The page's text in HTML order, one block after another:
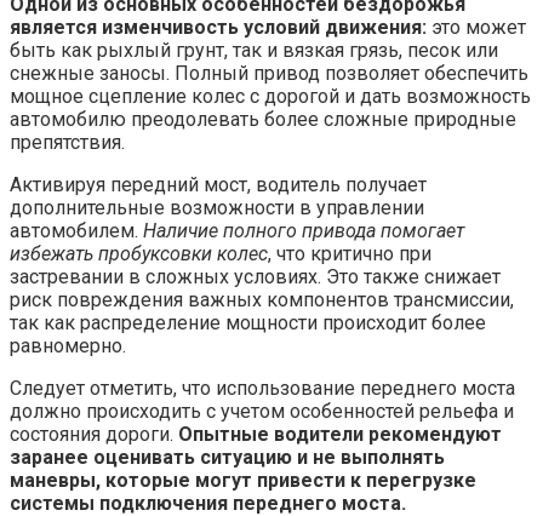
является изменчивость условий движения: это может
быть как рыхлый грунт, так и вязкая грязь, песок или
снежные заносы. Полный привод позволяет обеспечить
мощное сцепление колес с дорогой и дать возможность
автомобилю преодолевать более сложные природные
препятствия.
Активируя передний мост, водитель получает
дополнительные возможности в управлении
автомобилем. Наличие полного привода помогает
избежать пробуксовки колес, что критично при
застревании в сложных условиях. Это также снижает
риск повреждения важных компонентов трансмиссии,
так как распределение мощности происходит более
равномерно.
Следует отметить, что использование переднего моста
должно происходить с учетом особенностей рельефа и
состояния дороги. Опытные водители рекомендуют
заранее оценивать ситуацию и не выполнять
маневры, которые могут привести к перегрузке
системы подключения переднего моста.